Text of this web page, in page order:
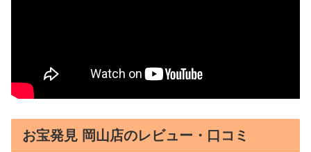
お宝発見 岡山店のレビュー・口コミ